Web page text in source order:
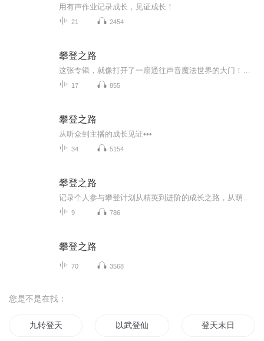
用有声作业记录成长，见证成长！
21 2454
攀登之路
17 855
攀登之路
从听众到主播的成长见证•••
34 5154
攀登之路
9 786
攀登之路
70 3568
您是不是在找：
九转登天 以武登仙 登天末日